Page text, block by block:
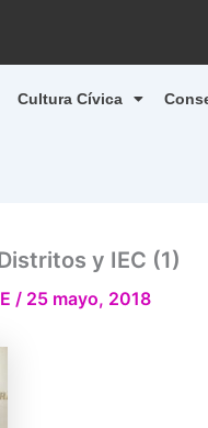
Cultura Cívica
y IEC (1)
/ 25 mayo, 2018